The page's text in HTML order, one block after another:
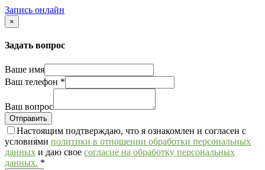
Запись онлайн
×
Задать вопрос
Ваше имя
Ваш телефон *
Ваш вопрос
Настоящим подтверждаю, что я ознакомлен и согласен с
условиями политики в отношении обработки персональных
данных и даю свое согласие на обработку персональных
данных. *